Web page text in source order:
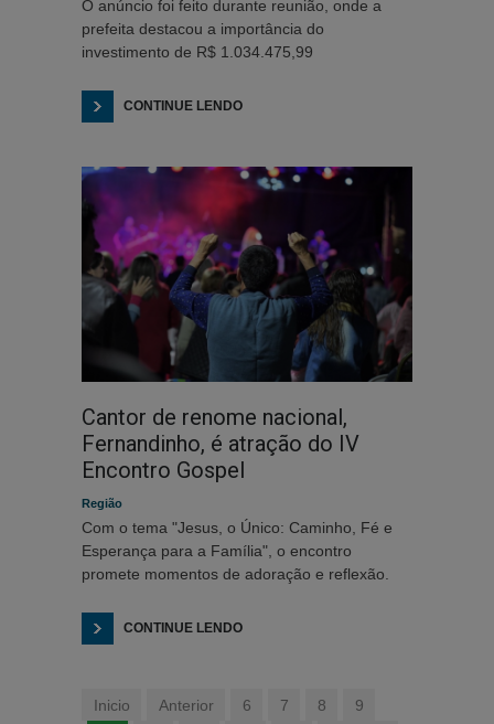
O anúncio foi feito durante reunião, onde a
prefeita destacou a importância do
investimento de R$ 1.034.475,99
CONTINUE LENDO
Cantor de renome nacional,
Fernandinho, é atração do IV
Encontro Gospel
Região
Com o tema "Jesus, o Único: Caminho, Fé e
Esperança para a Família", o encontro
promete momentos de adoração e reflexão.
CONTINUE LENDO
Inicio Anterior 6 7 8
9